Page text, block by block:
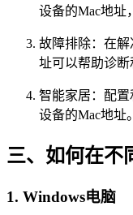
设备的Mac地址
故障排除：在
址可以帮助诊断
智能家居：配
设备的Mac地址。
三、如何在不
1. Windows电脑